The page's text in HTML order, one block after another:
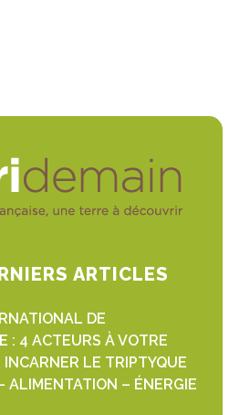
ARTICLES
DE
: 4 ACTEURS À VOTRE
INCARNER LE TRIPTYQUE
ALIMENTATION – ÉNERGIE